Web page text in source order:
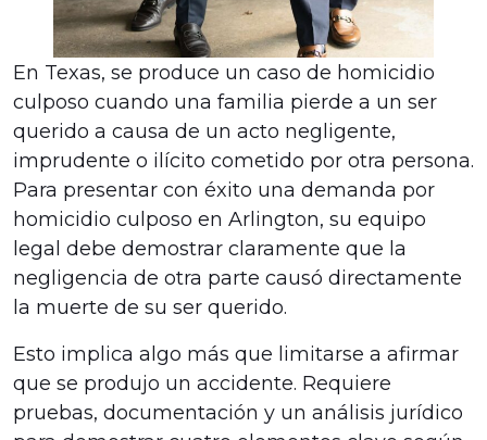
En Texas, se produce un caso de homicidio
culposo cuando una familia pierde a un ser
querido a causa de un acto negligente,
imprudente o ilícito cometido por otra persona.
Para presentar con éxito una demanda por
homicidio culposo en Arlington, su equipo
legal debe demostrar claramente que la
negligencia de otra parte causó directamente
la muerte de su ser querido.
Esto implica algo más que limitarse a afirmar
que se produjo un accidente. Requiere
pruebas, documentación y un análisis jurídico